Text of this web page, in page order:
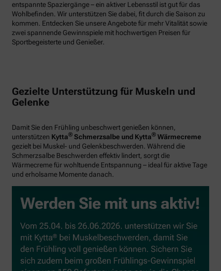
entspannte Spaziergänge – ein aktiver Lebensstil ist gut für das
Wohlbefinden. Wir unterstützen Sie dabei, fit durch die Saison zu
kommen. Entdecken Sie unsere Angebote für mehr Vitalität sowie
zwei spannende Gewinnspiele mit hochwertigen Preisen für
Sportbegeisterte und Genießer.
Gezielte Unterstützung für Muskeln und
Gelenke
Damit Sie den Frühling unbeschwert genießen können,
unterstützen Kytta® Schmerzsalbe und Kytta® Wärmecreme
gezielt bei Muskel- und Gelenkbeschwerden. Während die
Schmerzsalbe Beschwerden effektiv lindert, sorgt die
Wärmecreme für wohltuende Entspannung – ideal für aktive Tage
und erholsame Momente danach.